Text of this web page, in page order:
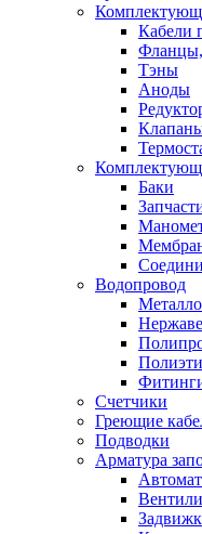
Условия возврата
Обмен и возврат
Кабели
Тэны
Аноды
Баки
Водопровод
Счетчики
Греющие
Подводки
Арматура
Вентили